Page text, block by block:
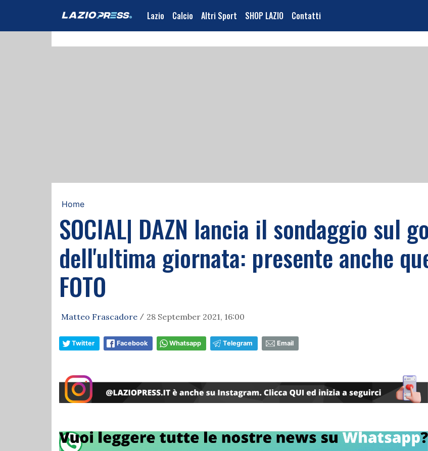
Lazio Calcio Altri Sport SHOP LAZIO Contatti
Home
SOCIAL| DAZN lancia il sondaggio sul
dell'ultima giornata: presente anche
FOTO
Matteo Frascadore / 28 September 2021, 16:00
Twitter Facebook Whatsapp Telegram Email